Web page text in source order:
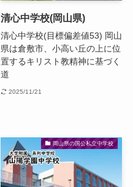
清心中学校(岡山県)
清心中学校(目標偏差値53) 岡山
県は倉敷市、小高い丘の上に位
置するキリスト教精神に基づく
道
2025/11/21
岡山県の国公私立中学校